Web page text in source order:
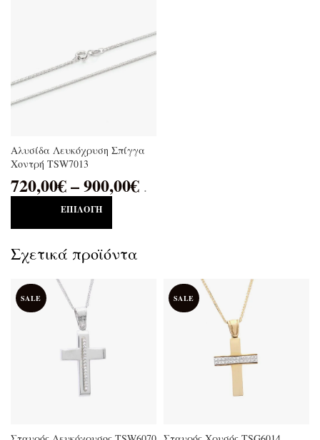
Αλυσίδα Λευκόχρυση Σπίγγα
Χοντρή TSW7013
720,00€–900,00€ .
ΕΠΙΛΟΓΉ
Σχετικά προϊόντα
SALE SALE